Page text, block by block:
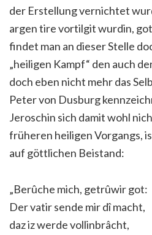
der Erstellung vernichtet
argen tire vortilgit wurdin,
findet man an dieser Stelle
„heiligen Kampf“ den auch
doch eben nicht mehr das
Peter von Dusburg
Jeroschin sich damit wohl
früheren heiligen Vorgangs,
auf göttlichen Beistand:
„Berûche mich, getrûwir got:
Der vatir sende mir dî macht,
daz iz werde vollinbrâcht,